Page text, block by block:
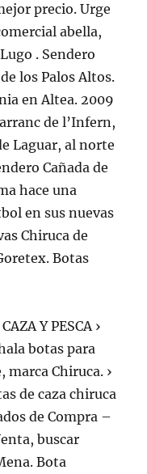
precio. Urge
abella,
. Sendero
los Palos Altos.
en Altea. 2009
de l’Infern,
Laguar, al norte
Cañada de
hace una
en sus nuevas
Chiruca de
Botas
Y PESCA ›
botas para
marca Chiruca. ›
de caza chiruca
de Compra –
buscar
Bota